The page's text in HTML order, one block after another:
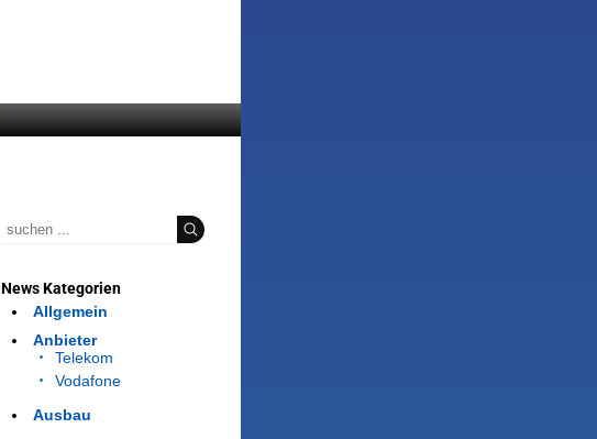
News Kategorien
Allgemein
Anbieter
Telekom
Vodafone
Ausbau